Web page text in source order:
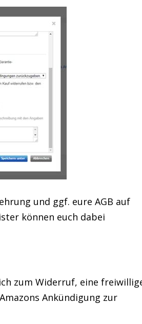
und ggf. eure AGB auf
können euch dabei
zum Widerruf, eine
Ankündigung zur